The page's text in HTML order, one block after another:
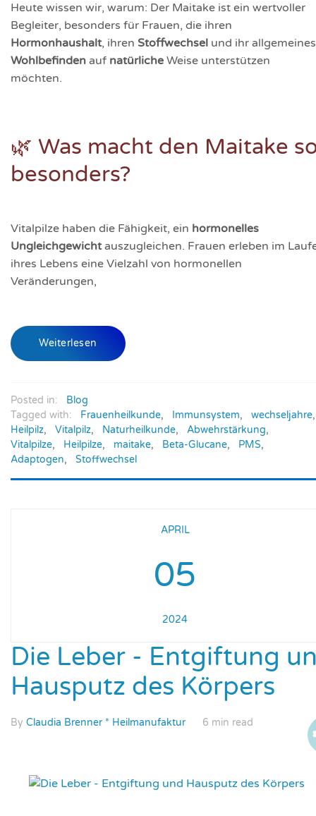
Heute wissen wir, warum: Der Maitake ist ein wertvoller
Begleiter, besonders für Frauen, die ihren
Hormonhaushalt, ihren Stoffwechsel und ihr allgemeines
Wohlbefinden auf natürliche Weise unterstützen
möchten.
🌿 Was macht den Maitake
besonders?
Vitalpilze haben die Fähigkeit, ein hormonelles
Ungleichgewichtauszugleichen. Frauen erleben im
ihres Lebens eine Vielzahl von hormonellen
Veränderungen,
Weiterlesen
Posted in:
Blog
Tagged with:
Frauenheilkunde, Immunsystem, wechseljahre,
Heilpilz, Vitalpilz, Naturheilkunde, Abwehrstärkung,
Vitalpilze, Heilpilze, maitake, Beta-Glucane, PMS,
Adaptogen, Stoffwechsel
APRIL
05
2024
Die Leber - Entgiftung
Hausputz des Körpers
By Claudia Brenner * Heilmanufaktur 6 min read